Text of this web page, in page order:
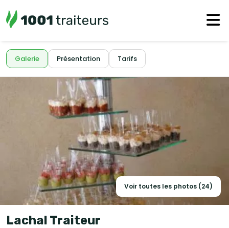
Galerie Présentation Tarifs
Voir toutes les photos (24)
Lachal Traiteur